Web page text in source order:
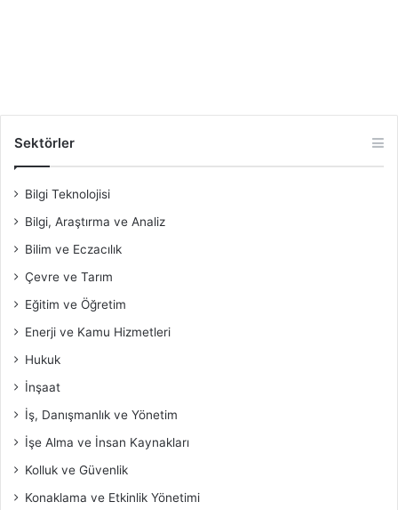
Sektörler
Bilgi Teknolojisi
Bilgi, Araştırma ve Analiz
Bilim ve Eczacılık
Çevre ve Tarım
Eğitim ve Öğretim
Enerji ve Kamu Hizmetleri
Hukuk
İnşaat
İş, Danışmanlık ve Yönetim
İşe Alma ve İnsan Kaynakları
Kolluk ve Güvenlik
Konaklama ve Etkinlik Yönetimi